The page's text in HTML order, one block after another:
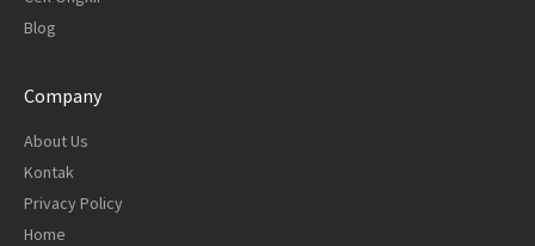
Blog
Company
About Us
Kontak
Privacy Policy
Home